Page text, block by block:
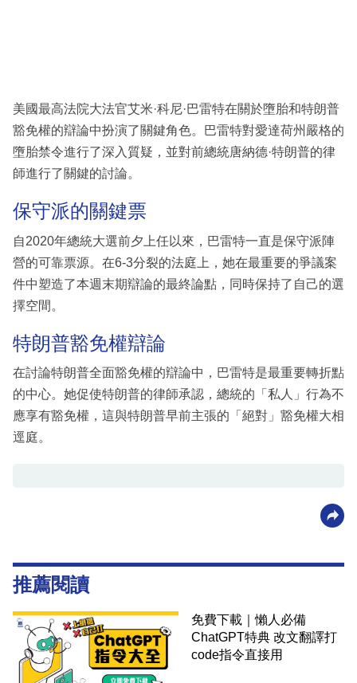
區
美國最高法院大法官艾米·科尼·巴雷特在關於墮胎和特朗普
豁免權的辯論中扮演了關鍵角色。巴雷特對愛達荷州嚴格的
墮胎禁令進行了深入質疑，並對前總統唐納德·特朗普的律
師進行了關鍵的討論。
保守派的關鍵票
自2020年總統大選前夕上任以來，巴雷特一直是保守派陣
營的可靠票源。在6-3分裂的法庭上，她在最重要的爭議案
件中塑造了本週末期辯論的最終論點，同時保持了自己的選
擇空間。
特朗普豁免權辯論
在討論特朗普全面豁免權的辯論中，巴雷特是最重要轉折點
的中心。她促使特朗普的律師承認，總統的「私人」行為不
應享有豁免權，這與特朗普早前主張的「絕對」豁免權大相
逕庭。
推薦閱讀
免費下載｜懶人必備
ChatGPT特典 改文翻譯打
code指令直接用